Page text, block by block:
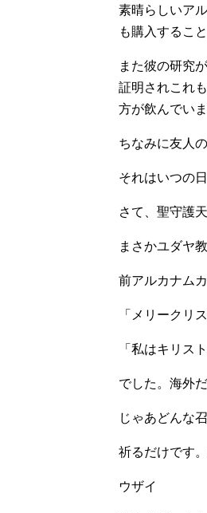
素晴らしいア
も購入するこ
また彼の研究
証明されこれ
方が飲んでい
ちなみに友人
それはいつの
さて、聖守護
まさかユダヤ
前アルカナム
「メリークリ
「私はキリス
でした。海外
じゃあどんな
祈るだけです
ウザイ